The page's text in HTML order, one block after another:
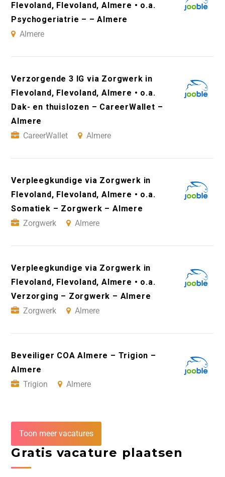
Flevoland, Flevoland, Almere • o.a.
Psychogeriatrie – – Almere
Almere
Verzorgende 3 IG via Zorgwerk in
Flevoland, Flevoland, Almere • o.a.
Dak- en thuislozen – CareerWallet –
Almere
CareerWallet
Almere
Verpleegkundige via Zorgwerk in
Flevoland, Flevoland, Almere • o.a.
Somatiek – Zorgwerk – Almere
Zorgwerk
Almere
Verpleegkundige via Zorgwerk in
Flevoland, Flevoland, Almere • o.a.
Verzorging – Zorgwerk – Almere
Zorgwerk
Almere
Beveiliger COA Almere – Trigion –
Almere
Trigion
Almere
Toon meer vacatures
Gratis vacature plaatsen